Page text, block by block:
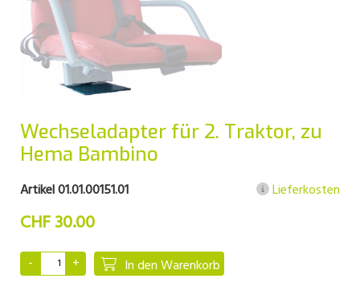
Wechseladapter für 2. Traktor, zu
Hema Bambino
Artikel 01.01.00151.01 Lieferkosten
CHF 30.00
In den Warenkorb